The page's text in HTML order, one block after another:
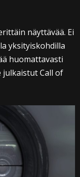
näyttävää. Ei
yksityiskohdilla
huomattavasti
julkaistut Call of